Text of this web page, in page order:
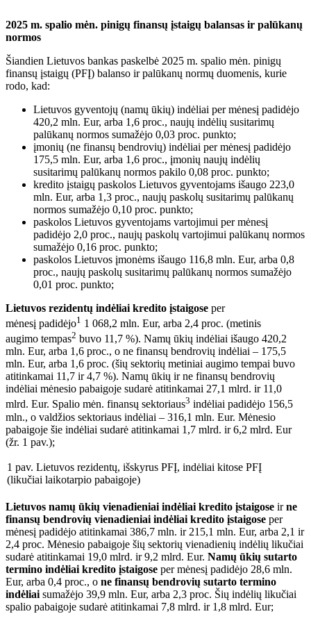
2025 m. spalio mėn. pinigų finansų įstaigų balansas ir palūkanų
normos
Šiandien Lietuvos bankas paskelbė 2025 m. spalio mėn. pinigų
finansų įstaigų (PFĮ) balanso ir palūkanų normų duomenis, kurie
rodo, kad:
Lietuvos gyventojų (namų ūkių) indėliai per mėnesį padidėjo
420,2 mln. Eur, arba 1,6 proc., naujų indėlių susitarimų
palūkanų normos sumažėjo 0,03 proc. punkto;
įmonių (ne finansų bendrovių) indėliai per mėnesį padidėjo
175,5 mln. Eur, arba 1,6 proc., įmonių naujų indėlių
susitarimų palūkanų normos pakilo 0,08 proc. punkto;
kredito įstaigų paskolos Lietuvos gyventojams išaugo 223,0
mln. Eur, arba 1,3 proc., naujų paskolų susitarimų palūkanų
normos sumažėjo 0,10 proc. punkto;
paskolos Lietuvos gyventojams vartojimui per mėnesį
padidėjo 2,0 proc., naujų paskolų vartojimui palūkanų normos
sumažėjo 0,16 proc. punkto;
paskolos Lietuvos įmonėms išaugo 116,8 mln. Eur, arba 0,8
proc., naujų paskolų susitarimų palūkanų normos sumažėjo
0,01 proc. punkto;
Lietuvos rezidentų indėliai kredito įstaigose per
mėnesį padidėjo1 1 068,2 mln. Eur, arba 2,4 proc. (metinis
augimo tempas2 buvo 11,7 %). Namų ūkių indėliai išaugo 420,2
mln. Eur, arba 1,6 proc., o ne finansų bendrovių indėliai – 175,5
mln. Eur, arba 1,6 proc. (šių sektorių metiniai augimo tempai buvo
atitinkamai 11,7 ir 4,7 %). Namų ūkių ir ne finansų bendrovių
indėliai mėnesio pabaigoje sudarė atitinkamai 27,1 mlrd. ir 11,0
mlrd. Eur. Spalio mėn. finansų sektoriaus3 indėliai padidėjo 156,5
mln., o valdžios sektoriaus indėliai – 316,1 mln. Eur. Mėnesio
pabaigoje šie indėliai sudarė atitinkamai 1,7 mlrd. ir 6,2 mlrd. Eur
(žr. 1 pav.);
1 pav. Lietuvos rezidentų, išskyrus PFĮ, indėliai kitose PFĮ
(likučiai laikotarpio pabaigoje)
Lietuvos namų ūkių vienadieniai indėliai kredito įstaigose irne
finansų bendrovių vienadieniai indėliai kredito įstaigose per
mėnesį padidėjo atitinkamai 386,7 mln. ir 215,1 mln. Eur, arba 2,1 ir
2,4 proc. Mėnesio pabaigoje šių sektorių vienadienių indėlių likučiai
sudarė atitinkamai 19,0 mlrd. ir 9,2 mlrd. Eur. Namų ūkių sutarto
termino indėliai kredito įstaigose per mėnesį padidėjo 28,6 mln.
Eur, arba 0,4 proc., o ne finansų bendrovių sutarto termino
indėliai sumažėjo 39,9 mln. Eur, arba 2,3 proc. Šių indėlių likučiai
spalio pabaigoje sudarė atitinkamai 7,8 mlrd. ir 1,8 mlrd. Eur;